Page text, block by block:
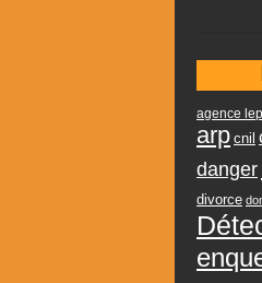
agence
arp cnil
danger
divorce